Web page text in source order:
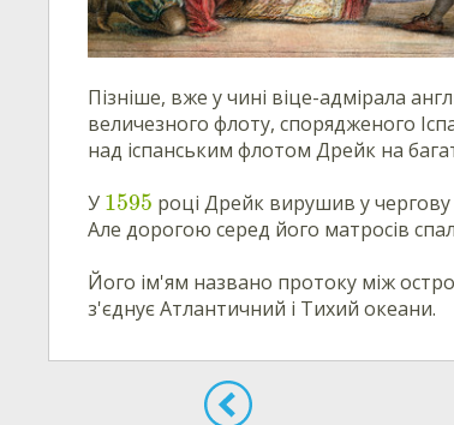
Пізніше, вже у чині віце-адмірала
величезного флоту, спорядженого
над іспанським флотом Дрейк на
У 1595 році Дрейк вирушив у чергову
Але дорогою серед його матросів
Його ім'ям названо протоку між
з'єднує Атлантичний і Тихий океани.